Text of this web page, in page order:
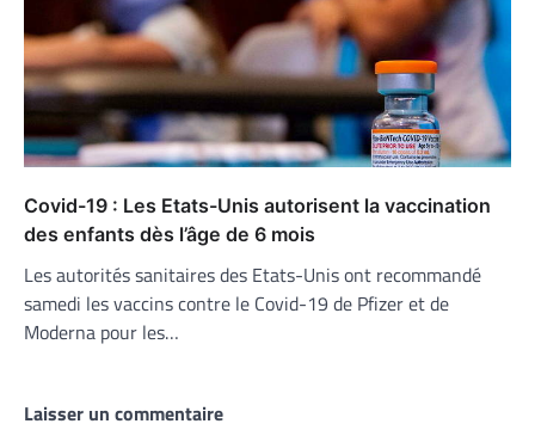
Covid-19 : Les Etats-Unis autorisent la vaccination
des enfants dès l’âge de 6 mois
Les autorités sanitaires des Etats-Unis ont recommandé
samedi les vaccins contre le Covid-19 de Pfizer et de
Moderna pour les…
Laisser un commentaire